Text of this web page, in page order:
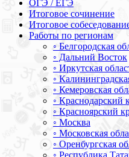
ОГЭ / ЕГЭ
Итоговое сочинение
Итоговое
Работы по регионам
◦ Белгородская
◦ Дальний Восток
◦ Иркутская
◦
◦ Кемеровская
◦ Краснодарский
◦ Красноярский
◦ Москва
◦ Московская
◦ Оренбургская
◦ Республика